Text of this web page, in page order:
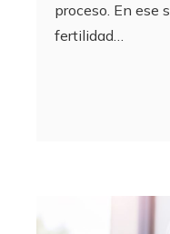
proceso. En ese
fertilidad…